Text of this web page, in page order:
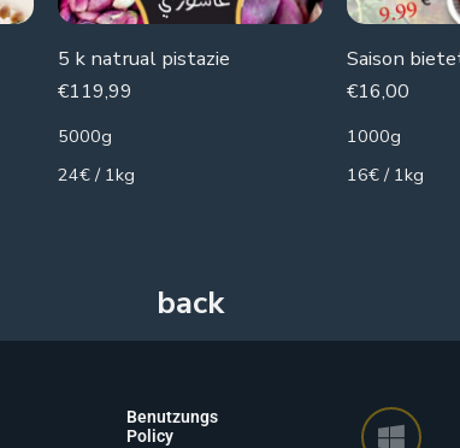
5 k natrual pistazie
€119,99
5000g
24€ / 1kg
€16,00
1000g
16€ / 1kg
Benutzungs
Policy